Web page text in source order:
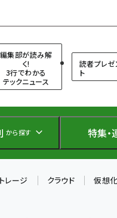
編集部が読み解
く!
3行でわかる
テックニュース
読者プレゼ
ト
から探す 特集・
レージ クラウド 仮想